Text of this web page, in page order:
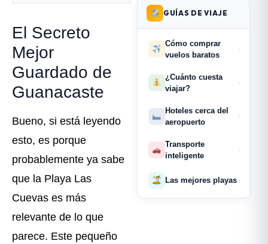
El Secreto
Mejor
Guardado de
Guanacaste
Bueno, si está leyendo
esto, es porque
probablemente ya sabe
que la Playa Las
Cuevas es más
relevante de lo que
parece. Este pequeño
GUÍAS DE VIAJE
Cómo comprar
vuelos baratos
›
¿Cuánto cuesta
viajar?
›
Hoteles cerca del
aeropuerto
›
Transporte
inteligente
›
Las mejores playas ›